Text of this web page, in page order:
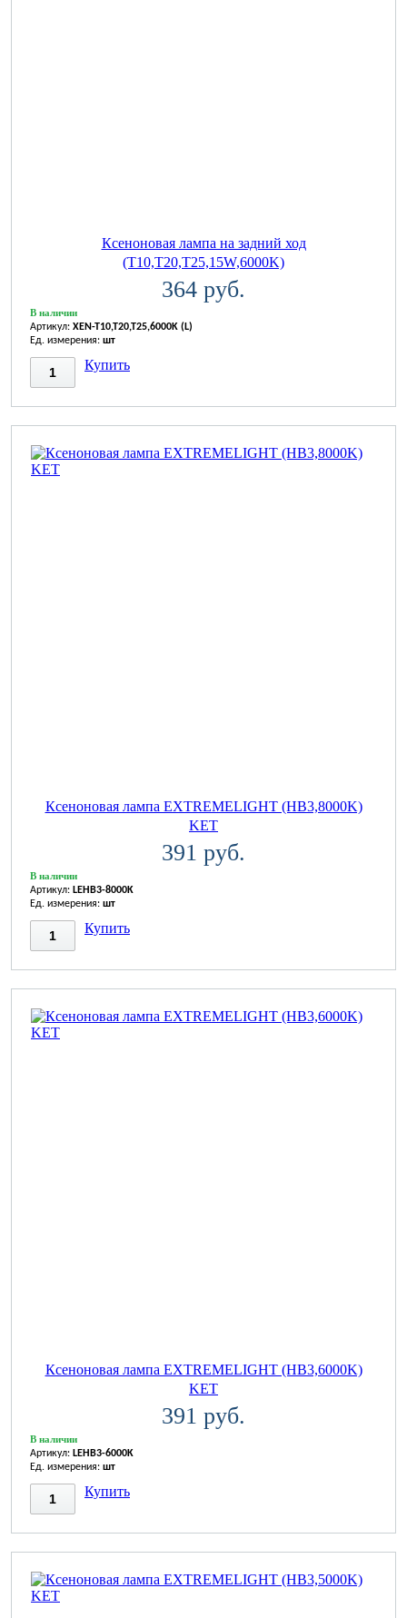
Ксеноновая лампа на задний ход
(T10,T20,T25,15W,6000K)
364 руб.
В наличии
Артикул: XEN-T10,T20,T25,6000K (L)
Ед. измерения: шт
Купить
Ксеноновая лампа EXTREMELIGHT (HB3,8000K)
KET
391 руб.
В наличии
Артикул: LEHB3-8000K
Ед. измерения: шт
Купить
Ксеноновая лампа EXTREMELIGHT (HB3,6000K)
KET
391 руб.
В наличии
Артикул: LEHB3-6000K
Ед. измерения: шт
Купить